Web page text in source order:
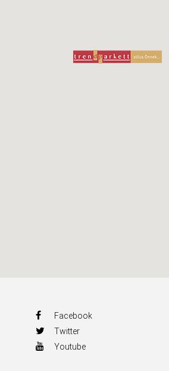
Facebook
Twitter
Youtube